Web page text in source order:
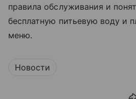
правила обслуживания и
бесплатную питьевую воду и
меню.
Новости